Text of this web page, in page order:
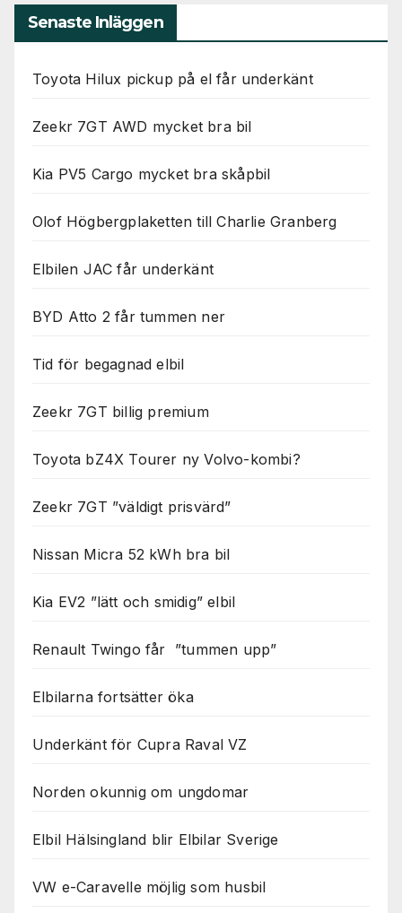
Senaste Inläggen
Toyota Hilux pickup på el får underkänt
Zeekr 7GT AWD mycket bra bil
Kia PV5 Cargo mycket bra skåpbil
Olof Högbergplaketten till Charlie Granberg
Elbilen JAC får underkänt
BYD Atto 2 får tummen ner
Tid för begagnad elbil
Zeekr 7GT billig premium
Toyota bZ4X Tourer ny Volvo-kombi?
Zeekr 7GT ”väldigt prisvärd”
Nissan Micra 52 kWh bra bil
Kia EV2 ”lätt och smidig” elbil
Renault Twingo får ”tummen upp”
Elbilarna fortsätter öka
Underkänt för Cupra Raval VZ
Norden okunnig om ungdomar
Elbil Hälsingland blir Elbilar Sverige
VW e-Caravelle möjlig som husbil